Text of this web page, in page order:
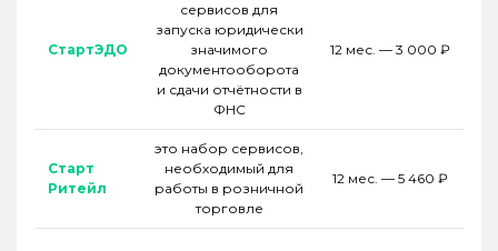
СтартЭДО
сервисов для
запуска юридически
значимого
документооборота
и сдачи отчётности в
ФНС
12 мес. — 3 000 ₽
Старт
Ритейл
это набор сервисов,
необходимый для
работы в розничной
торговле
12 мес. — 5 460 ₽